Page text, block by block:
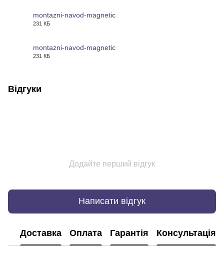
montazni-navod-magnetic
231 КБ
montazni-navod-magnetic
231 КБ
Відгуки
Додайте перший відгук
Написати відгук
Доставка Оплата Гарантія Консультація